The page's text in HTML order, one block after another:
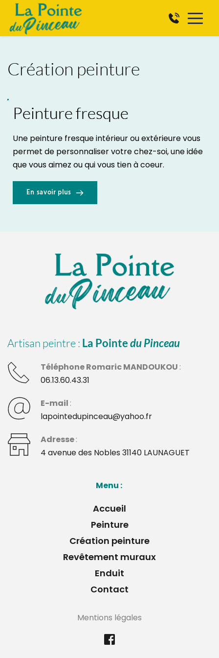
Création peinture
Peinture fresque
Une peinture fresque intérieur ou extérieure vous
permet de personnaliser votre chez-soi, une idée
que vous aimez ou qui vous tien à coeur.
En savoir plus
Menu :
Accueil
Peinture
Création peinture
Revêtement muraux
Enduit
Contact
Artisan peintre : La Pointe du Pinceau
Téléphone Romaric MANDOUKOU :
06.13.60.43.31
E-mail :
lapointedupinceau@yahoo.fr
Adresse :
﻿4 avenue des Nobles 31140 LAUNAGUET
Mentions légales